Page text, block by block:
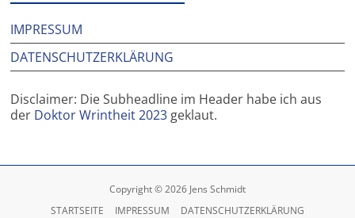
IMPRESSUM
DATENSCHUTZERKLÄRUNG
Disclaimer: Die Subheadline im Header habe ich aus
der Doktor Wrintheit 2023geklaut.
Copyright © 2026 Jens Schmidt
STARTSEITE
IMPRESSUM DATENSCHUTZERKLÄRUNG